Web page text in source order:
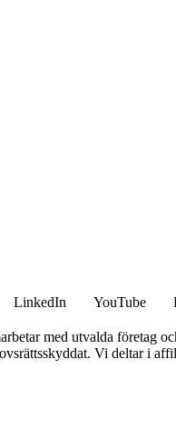
LinkedIn YouTube
med utvalda företag
Vi deltar i